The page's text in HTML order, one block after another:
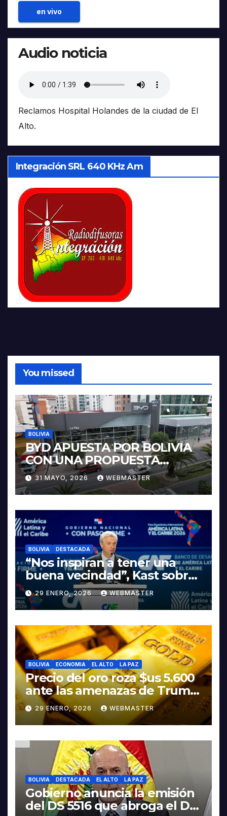
en vivo
Audio noticia
Reclamos Hospital Holandes de la ciudad de El
Alto.
Integración SRL 640 KHz Am
You missed
BOLIVIA
BYD APUESTA POR BOLIVIA
CON UNA PROPUESTA
INTEGRAL PARA IMPULSAR
LA ELECTROMOVILIDAD Y LA
INDUSTRIALIZACIÓN DEL
LITIO
31 MAYO, 2026 WEBMASTER
BOLIVIA DESTACADA
“Nos inspiran a tener una
buena vecindad”, Kast sobre
discurso del presidente
Rodrigo Paz
29 ENERO, 2026 WEBMASTER
BOLIVIA ECONOMIA EL ALTO LA PAZ
Precio del oro roza $us 5.600
ante las amenazas de Trump
contra Irán
29 ENERO, 2026 WEBMASTER
BOLIVIA DESTACADA EL ALTO LA PAZ
Gobierno anuncia la emisión
del DS 5516 que abroga el DS